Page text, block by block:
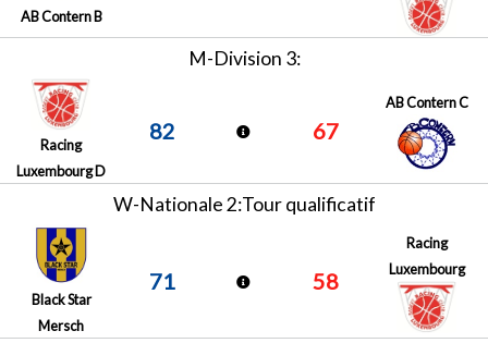
AB Contern B
M-Division 3:
Racing
Luxembourg D
82 67
AB Contern C
W-Nationale 2:Tour qualificatif
Black Star
Mersch
71 58
Racing
Luxembourg